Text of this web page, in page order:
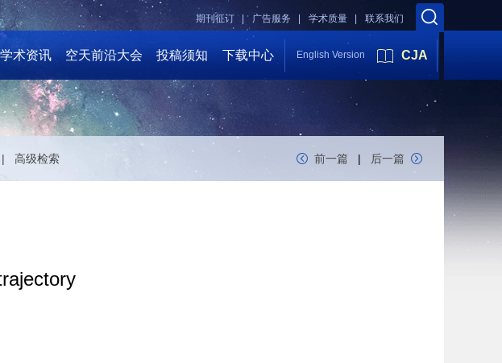
联系我们
学术质量 |
广告服务 |
期刊征订 |
学术资讯 空天前沿大会 投稿须知 下载中心 English Version CJA
高级检索 前一篇 | 后一篇